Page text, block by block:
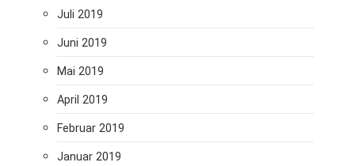
Juli 2019
Juni 2019
Mai 2019
April 2019
Februar 2019
Januar 2019